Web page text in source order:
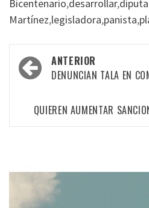
Bicentenario,desarrollar,
Martínez,legisladora,panista,
Navegación
por
entradas
ANTERIOR
DENUNCIAN TALA EN
QUIEREN AUMENTAR